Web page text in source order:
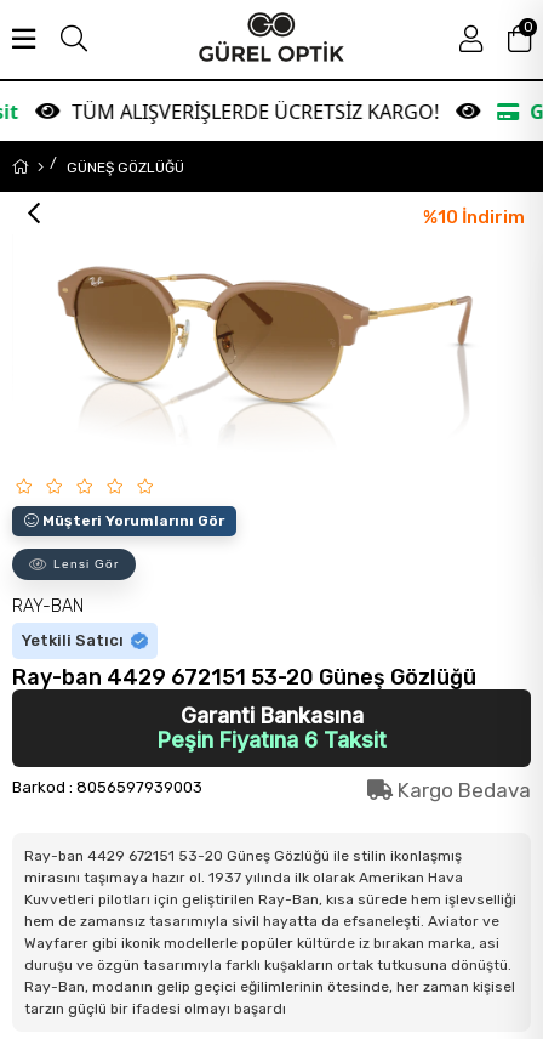
ALIŞVERİŞLERDE ÜCRETSİZ KARGO! Garanti
0
GÜNEŞ GÖZLÜĞÜ
%10 İndirim
Müşteri Yorumlarını Gör
Lensi Gör
RAY-BAN
Yetkili Satıcı
Ray-ban 4429 672151 53-20 Güneş Gözlüğü
Garanti Bankasına
Peşin Fiyatına 6 Taksit
Barkod : 8056597939003 Kargo Bedava
Ray-ban 4429 672151 53-20 Güneş Gözlüğü ile stilin ikonlaşmış
mirasını taşımaya hazır ol. 1937 yılında ilk olarak Amerikan Hava
Kuvvetleri pilotları için geliştirilen Ray-Ban, kısa sürede hem işlevselliği
hem de zamansız tasarımıyla sivil hayatta da efsaneleşti. Aviator ve
Wayfarer gibi ikonik modellerle popüler kültürde iz bırakan marka, asi
duruşu ve özgün tasarımıyla farklı kuşakların ortak tutkusuna dönüştü.
Ray-Ban, modanın gelip geçici eğilimlerinin ötesinde, her zaman kişisel
tarzın güçlü bir ifadesi olmayı başardı